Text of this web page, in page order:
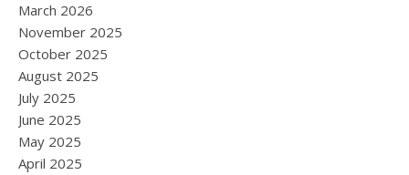
March 2026
November 2025
October 2025
August 2025
July 2025
June 2025
May 2025
April 2025